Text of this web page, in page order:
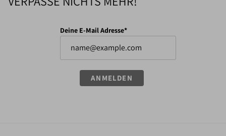
Deine E-Mail Adresse*
ANMELDEN